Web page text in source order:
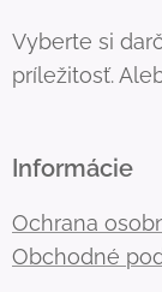
Vyberte si
príležitosť.
Informácie
Ochrana
Obchodné